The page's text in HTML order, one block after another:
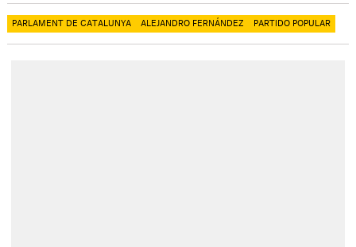
PARLAMENT DE CATALUNYA ALEJANDRO FERNÁNDEZ PARTIDO POPULAR